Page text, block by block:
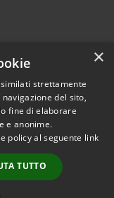
convenzionato
Astigov
|Convenzione|
Adesioni
redazione
×
strettamente
del sito,
fine di elaborare
e anonime.
policy al seguente link
TUTTO